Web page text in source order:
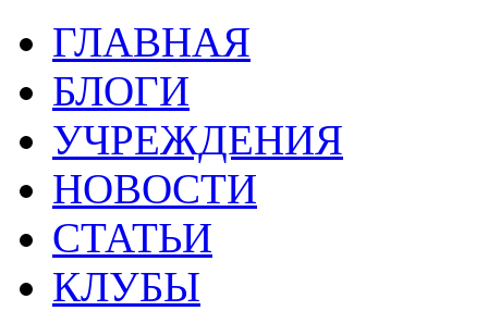
ГЛАВНАЯ
БЛОГИ
УЧРЕЖДЕНИЯ
НОВОСТИ
СТАТЬИ
КЛУБЫ